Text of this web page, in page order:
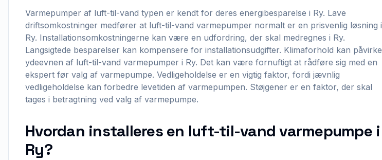
Varmepumper af luft-til-vand typen er kendt for deres energibesparelse i Ry. Lave
driftsomkostninger medfører at luft-til-vand varmepumper normalt er en prisvenlig løsning i
Ry. Installationsomkostningerne kan være en udfordring, der skal medregnes i Ry.
Langsigtede besparelser kan kompensere for installationsudgifter. Klimaforhold kan påvirke
ydeevnen af luft-til-vand varmepumper i Ry. Det kan være fornuftigt at rådføre sig med en
ekspert før valg af varmepumpe. Vedligeholdelse er en vigtig faktor, fordi jævnlig
vedligeholdelse kan forbedre levetiden af varmepumpen. Støjgener er en faktor, der skal
tages i betragtning ved valg af varmepumpe.
Hvordan installeres en luft-til-vand varmepumpe i
Ry?